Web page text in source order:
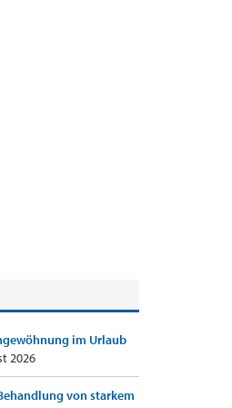
im Urlaub
2026
von starkem